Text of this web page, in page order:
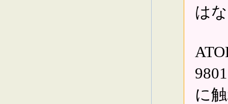
は
に